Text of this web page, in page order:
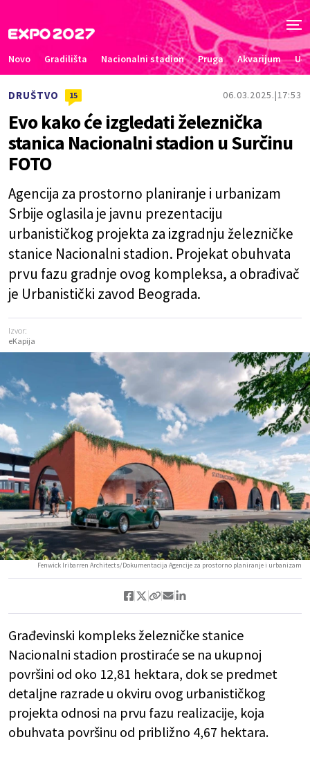
Novo Gradilišta Nacionalni stadion Pruga Akvarijum
DRUŠTVO 15 06.03.2025. 17:53
Evo kako će izgledati železnička
stanica Nacionalni stadion u Surčinu
FOTO
Agencija za prostorno planiranje i urbanizam
Srbije oglasila je javnu prezentaciju
urbanističkog projekta za izgradnju železničke
stanice Nacionalni stadion. Projekat obuhvata
prvu fazu gradnje ovog kompleksa, a obrađivač
je Urbanistički zavod Beograda.
Izvor:
eKapija
Fenwick Iribarren Architects/Dokumentacija Agencije za prostorno planiranje i urbanizam
Građevinski kompleks železničke stanice
Nacionalni stadion prostiraće se na ukupnoj
površini od oko 12,81 hektara, dok se predmet
detaljne razrade u okviru ovog urbanističkog
projekta odnosi na prvu fazu realizacije, koja
obuhvata površinu od približno 4,67 hektara.